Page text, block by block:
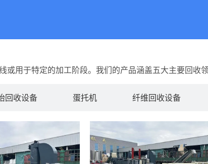
用于特定的加工阶段。我们的产品涵盖五大主要回收领
回收设备 蛋托机 纤维回收设备